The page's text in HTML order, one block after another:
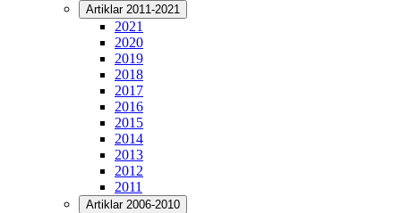
Artiklar 2011-2021
2021
2020
2019
2018
2017
2016
2015
2014
2013
2012
2011
Artiklar 2006-2010